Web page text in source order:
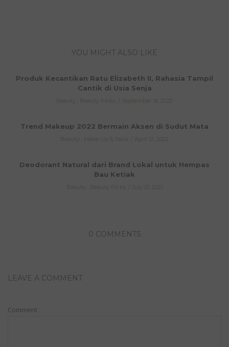
YOU MIGHT ALSO LIKE
Produk Kecantikan Ratu Elizabeth II, Rahasia Tampil
Cantik di Usia Senja
Beauty Beauty Picks September 16, 2022
Trend Makeup 2022 Bermain Aksen di Sudut Mata
Beauty Make Up & Nails April 12, 2022
Deodorant Natural dari Brand Lokal untuk Hempas
Bau Ketiak
Beauty Beauty Picks July 01, 2021
0 COMMENTS
LEAVE A COMMENT
Comment